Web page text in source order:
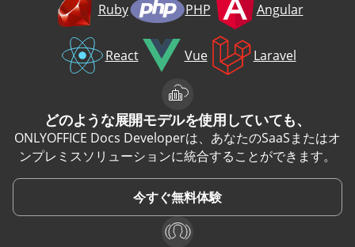
Ruby PHP Angular
React Vue Laravel
どのような展開モデルを使用していても、
ONLYOFFICE Docs Developerは、あなたのSaaSまたはオ
ンプレミスソリューションに統合することができます。
今すぐ無料体験